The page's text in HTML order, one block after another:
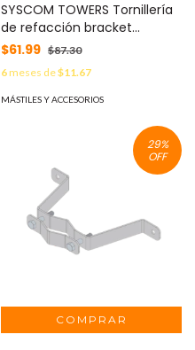
SYSCOM TOWERS Tornillería
de refacción bracket
modelo SLMBR. MOD:
$61.99 $87.30
6meses de$11.67
MÁSTILES Y ACCESORIOS
29%
OFF